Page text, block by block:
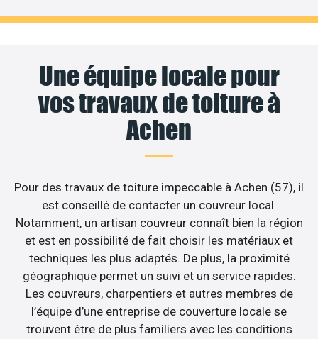
Une équipe locale pour
vos travaux de toiture à
Achen
Pour des travaux de toiture impeccable à Achen (57), il
est conseillé de contacter un couvreur local.
Notamment, un artisan couvreur connaît bien la région
et est en possibilité de fait choisir les matériaux et
techniques les plus adaptés. De plus, la proximité
géographique permet un suivi et un service rapides.
Les couvreurs, charpentiers et autres membres de
l’équipe d’une entreprise de couverture locale se
trouvent être de plus familiers avec les conditions